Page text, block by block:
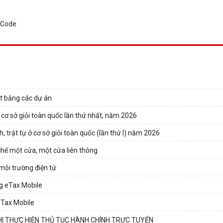
bằng các dự án
sở giỏi toàn quốc lần thứ nhất, năm 2026
trật tự ở cơ sở giỏi toàn quốc (lần thứ I) năm 2026
một cửa, một cửa liên thông
trường điện tử
eTax Mobile
Mobile
THỰC HIỆN THỦ TỤC HÀNH CHÍNH TRỰC TUYẾN